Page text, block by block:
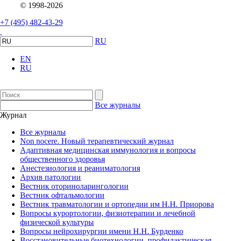
© 1998-2026
+7 (495) 482-43-29
RU
EN
RU
Все журналы
Журнал
Все журналы
Non nocere. Новый терапевтический журнал
Адаптивная медицинская иммунология и вопросы
общественного здоровья
Анестезиология и реаниматология
Архив патологии
Вестник оториноларингологии
Вестник офтальмологии
Вестник травматологии и ортопедии им Н.Н. Приорова
Вопросы курортологии, физиотерапии и лечебной
физической культуры
Вопросы нейрохирургии имени Н.Н. Бурденко